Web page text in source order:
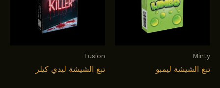
Minty
تبغ الشيشة ليمبو
Fusion
تبغ الشيشة لیدي کیلر